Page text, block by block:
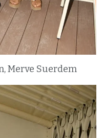
Merve Suerdem